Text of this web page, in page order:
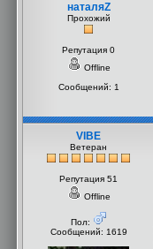
наталяZ
Прохожий
Репутация 0
Offline
Сообщений: 1
VIBE
Ветеран
Репутация 51
Offline
Пол:
Сообщений: 1619